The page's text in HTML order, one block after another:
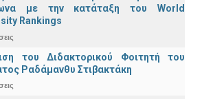
με την κατάταξη του World
Rankings
του Διδακτορικού Φοιτητή του
Ραδάμανθυ Στιβακτάκη